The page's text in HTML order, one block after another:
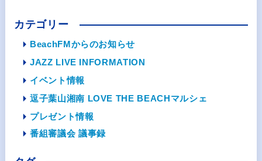
カテゴリー
BeachFMからのお知らせ
JAZZ LIVE INFORMATION
イベント情報
逗子葉山湘南 LOVE THE BEACHマルシェ
プレゼント情報
番組審議会 議事録